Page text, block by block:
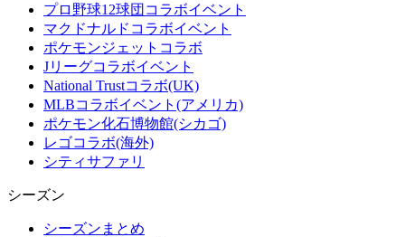
プロ野球12球団コラボイベント
マクドナルドコラボイベント
ポケモンジェットコラボ
Jリーグコラボイベント
National Trustコラボ(UK)
MLBコラボイベント(アメリカ)
ポケモン化石博物館(シカゴ)
レゴコラボ(海外)
シティサファリ
シーズン
シーズンまとめ